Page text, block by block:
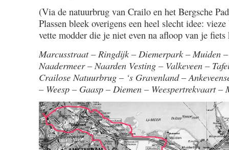
(Via de natuurbrug van Crailo en het Bergsche
Plassen bleek overigens een heel slecht idee:
vette modder die je niet even na afloop van je
Marcusstraat – Ringdijk – Diemerpark – Muiden
Naadermeer – Naarden Vesting – Valkeveen –
Crailose Natuurbrug – ‘s Gravenland –
– Weesp – Gaasp – Diemen – Weespertrekvaart –